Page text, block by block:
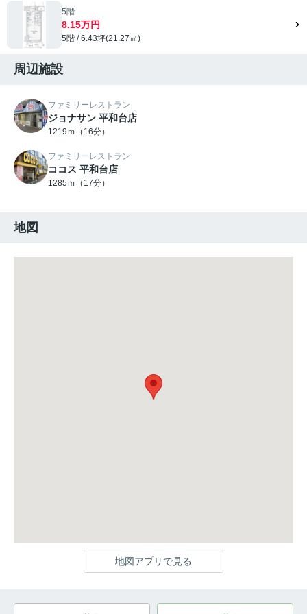
5階
8.15万円
5階 / 6.43坪(21.27㎡)
周辺施設
ファミリーレストラン
ジョナサン 平和台店
1219ｍ（16分）
ファミリーレストラン
ココス 平和台店
1285ｍ（17分）
地図
地図アプリで見る